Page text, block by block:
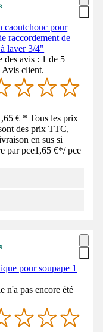
caoutchouc pour
raccordement de
laver 3/4"
des avis : 1 de 5
Avis client.
€ * Tous les prix
des prix TTC,
en sus si
par pce1,65 €*/ pce
pour soupape 1
n'a pas encore été